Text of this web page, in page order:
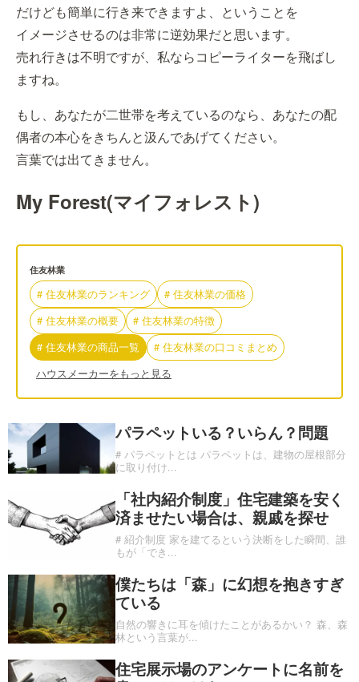
だけども簡単に行き来できますよ、ということを
イメージさせるのは非常に逆効果だと思います。
売れ行きは不明ですが、私ならコピーライターを飛ばし
ますね。
もし、あなたが二世帯を考えているのなら、あなたの配
偶者の本心をきちんと汲んであげてください。
言葉では出てきません。
My Forest(マイフォレスト)
住友林業
# 住友林業のランキング # 住友林業の価格
# 住友林業の概要 # 住友林業の特徴
# 住友林業の商品一覧 # 住友林業の口コミまとめ
ハウスメーカーをもっと見る
パラペットいる？いらん？問題
# パラペットとは パラペットは、建物の屋根部分
に取り付け...
「社内紹介制度」住宅建築を安く
済ませたい場合は、親戚を探せ
# 紹介制度 家を建てるという決断をした瞬間、誰
もが「でき ...
僕たちは「森」に幻想を抱きすぎ
ている
自然の響きに耳を傾けたことがあるかい？ 森、森
林という言葉が...
住宅展示場のアンケートに名前を